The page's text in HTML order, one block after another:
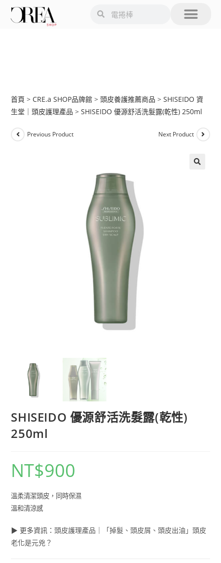
首頁 > CRE.a SHOP品牌館 >頭皮養護推薦商品 >SHISEIDO 資
生堂｜頭皮護理產品 >SHISEIDO 優源舒活洗髮露(乾性) 250ml
Previous Product Next Product
SHISEIDO 優源舒活洗髮露(乾性)
250ml
NT$900
溫柔清潔頭皮，同時保濕
溫和清涼感
▶ 更多資訊 ：頭皮護理產品
「掉髮、頭皮屑、頭皮出油」頭皮
老化是元兇？